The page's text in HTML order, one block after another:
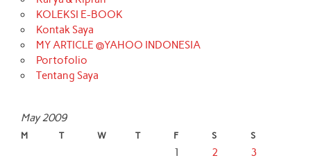
KOLEKSI E-BOOK
Kontak Saya
MY ARTICLE @YAHOO INDONESIA
Portofolio
Tentang Saya
May 2009
M T W T F S S
1 2
3